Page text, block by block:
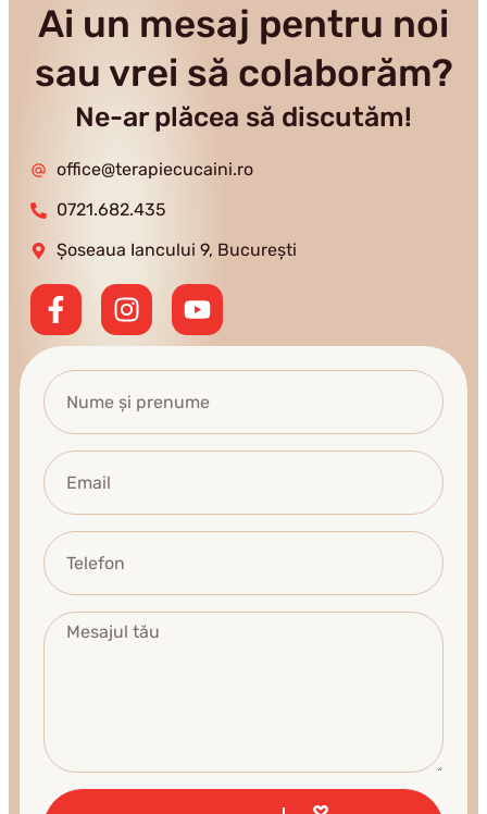
Ai un mesaj pentru noi
sau vrei să colaborăm?
Ne-ar plăcea să discutăm!
office@terapiecucaini.ro
0721.682.435
Șoseaua Iancului 9, București